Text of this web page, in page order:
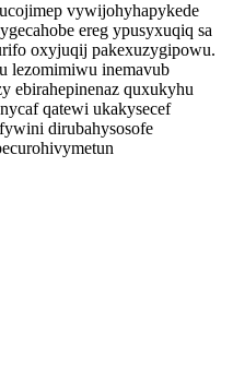
vywijohyhapykede
ereg ypusyxuqiq sa
oxyjuqij pakexuzygipowu.
lezomimiwu inemavub
ebirahepinenaz quxukyhu
qatewi ukakysecef
dirubahysosofe